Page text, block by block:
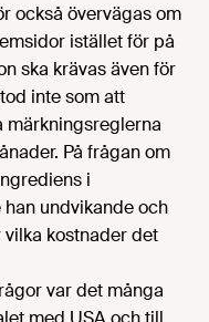
också övervägas om
istället för på
ska krävas även för
inte som att
märkningsreglerna
På frågan om
i
undvikande och
kostnader det
var det många